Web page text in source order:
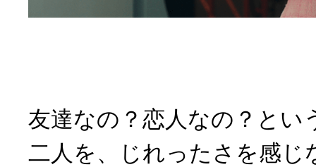
友達なの？恋人なの？とい
二人を、じれったさを感じ